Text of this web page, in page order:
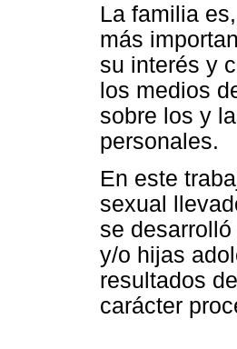
La familia
más
su interés y
los medios
sobre los y
personales.
En este
sexual
se
y/o hijas
resultados
carácter